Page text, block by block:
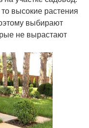
высокие растения
выбирают
не вырастают